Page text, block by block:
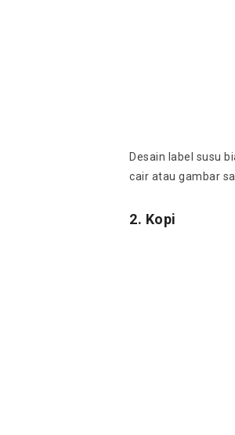
Desain label susu
cair atau gambar
2. Kopi